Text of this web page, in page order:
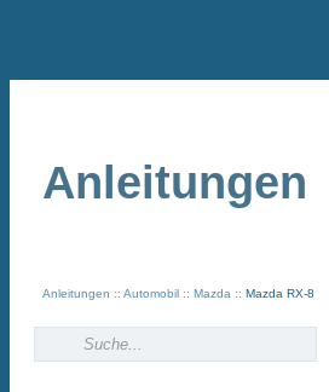
Anleitungen
Anleitungen Automobil Mazda Mazda RX-8